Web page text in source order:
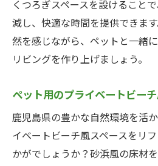
くつろぎスペースを設けること
減し、快適な時間を提供できま
然を感じながら、ペットと一緒
リビングを作り上げましょう。
ペット用のプライベートビー
鹿児島県の豊かな自然環境を活
イベートビーチ風スペースをリ
かがでしょうか？砂浜風の床材